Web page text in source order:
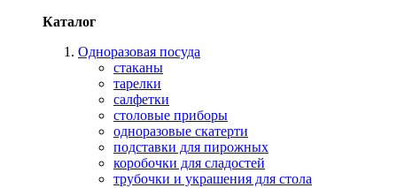
Каталог
Одноразовая посуда
стаканы
тарелки
салфетки
столовые приборы
одноразовые скатерти
подставки для пирожных
коробочки для сладостей
трубочки и украшения для стола